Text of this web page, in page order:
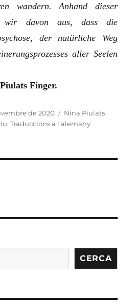
wandern. Anhand dieser
wir davon aus, dass die
der natürliche Weg
aller Seelen
Finger.
de 2020 Categories
Nina Piulats
,Traduccions a l'alemany
CERCA